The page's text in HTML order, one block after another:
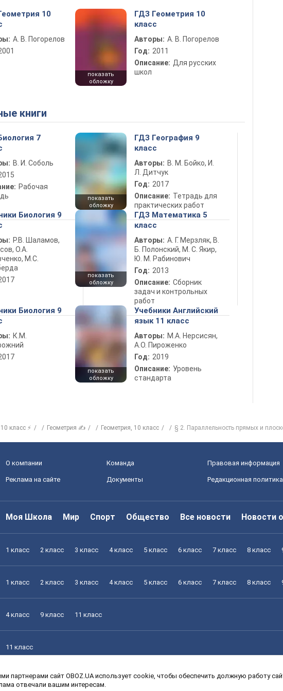
10
А. В. Погорелов
показать
обложку
ГДЗ Геометрия 10
класс
Авторы: А. В. Погорелов
Год: 2011
Описание: Для русских
школ
книги
7
В. И. Соболь
Рабочая
показать
обложку
ГДЗ География 9
класс
Авторы: В. М. Бойко, И.
Л. Дитчук
Год: 2017
Описание: Тетрадь для
практических работ
Биология 9
Р.В. Шаламов,
О.А.
М.С.
показать
обложку
ГДЗ Математика 5
класс
Авторы: А. Г. Мерзляк, В.
Б. Полонский, М. С. Якир,
Ю. М. Рабинович
Год: 2013
Описание: Сборник
задач и контрольных
работ
Биология 9
К.М.
показать
обложку
Учебники Английский
язык 11 класс
Авторы: М.А. Нерсисян,
А.О. Пироженко
Год: 2019
Описание: Уровень
стандарта
10 класс ⚡ Геометрия ✍ Геометрия, 10 класс § 2. Параллельность прямых и
О компании Команда Правовая информация
Реклама на сайте Документы Редакционная политика
Моя Школа Мир Спорт Общество Все новости Новости
1 класс 2 класс 3 класс 4 класс 5 класс 6 класс 7 класс 8 класс
1 класс 2 класс 3 класс 4 класс 5 класс 6 класс 7 класс 8 класс
4 класс 9 класс 11 класс
11 класс
1 класс 2 класс 3 класс 4 класс 5 класс 6 класс 7 класс 8 класс
партнерами сайт OBOZ.UA использует cookie, чтобы обеспечить должную работу
отвечали вашим интересам.